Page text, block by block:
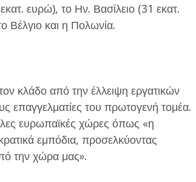
ευρώ), το Ην. Βασίλειο (31 εκατ.
Βέλγιο και η Πολωνία.
κλάδο από την έλλειψη εργατικών
επαγγελματίες του πρωτογενή τομέα.
ευρωπαϊκές χώρες όπως «η
εμπόδια, προσελκύοντας
την χώρα μας».